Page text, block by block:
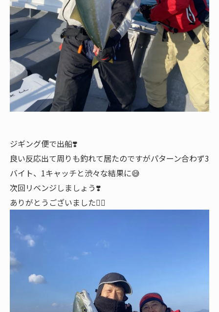
ジギング便で出船❣️
良い反応出て周りも釣れて居たのですがパターン合わず3
バイト、1キャッチと渋々な結果に😅
次回リベンジしましょう❣️
ありがとうございました🙇‍♂️